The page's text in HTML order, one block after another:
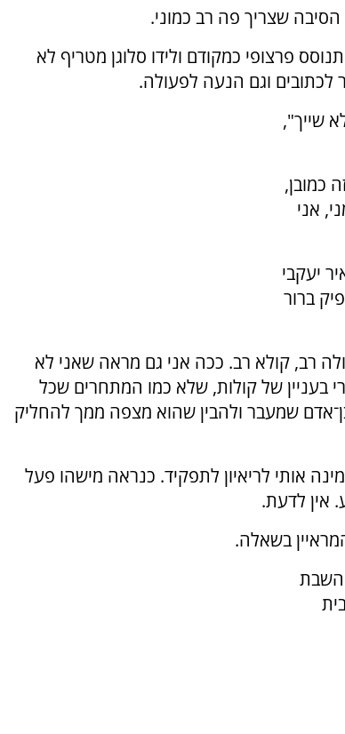
הסיבה שצריך פה רב כמוני.
פרצופי כמקודם ולידו סלוגן מטריף לא
לכתובים וגם הנעה לפעולה.
שייך",
כמובן,
אני
יעקבי
ברור
רב, קולא רב. ככה אני גם מראה שאני לא
בעניין של קולות, שלא כמו המתחרים שכל
שמעבר ולהבין שהוא מצפה ממך להחליק
אותי לריאיון לתפקיד. כנראה מישהו פעל
אין לדעת.
בשאלה.
השבת